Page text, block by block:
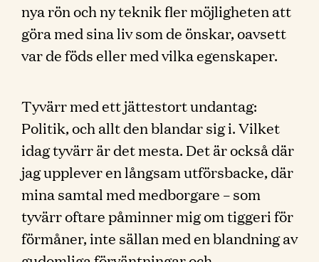
nya rön och ny teknik fler möjligheten att
göra med sina liv som de önskar, oavsett
var de föds eller med vilka egenskaper.
Tyvärr med ett jättestort undantag:
Politik, och allt den blandar sig i. Vilket
idag tyvärr är det mesta. Det är också där
jag upplever en långsam utförsbacke, där
mina samtal med medborgare – som
tyvärr oftare påminner mig om tiggeri för
förmåner, inte sällan med en blandning av